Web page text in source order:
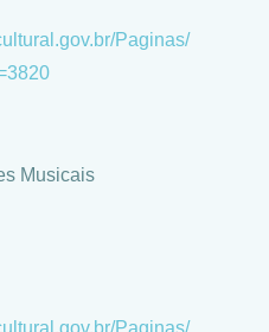
Paginas/
Musicais
Paginas/